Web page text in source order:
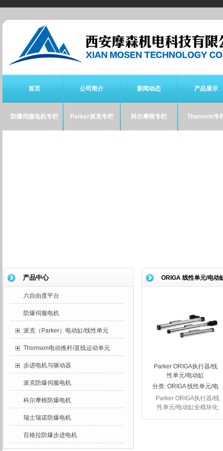
首页 公司简介 新闻动态 产品展示
防爆伺服电机专栏 Parker派克专栏 科尔摩根专栏 Thomson专
ORIGA 线性单元/电动
Parker ORIGA执行器/线
性单元/电动缸
分类: ORIGA 线性单元/电
动缸
Parker ORIGA执行器/线
性单元/电动缸全模块化
产品中心
六自由度平台
防爆伺服电机
派克（Parker）电动缸/线性单元
Thomson电动推杆/直线运动单元
步进电机与驱动器
派克防爆伺服电机
科尔摩根防爆电机
瑞士瑞诺防爆电机
百格拉防爆步进电机